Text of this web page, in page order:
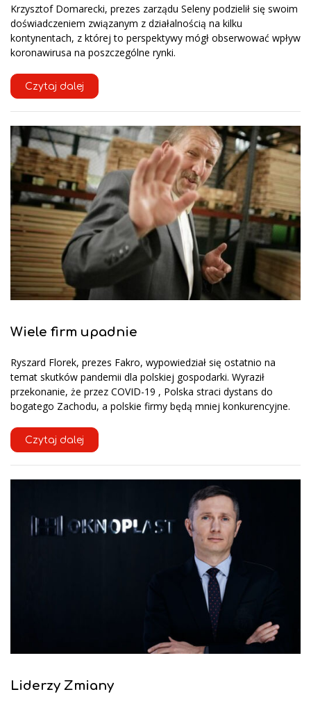
Krzysztof Domarecki, prezes zarządu Seleny podzielił się swoim
doświadczeniem związanym z działalnością na kilku
kontynentach, z której to perspektywy mógł obserwować wpływ
koronawirusa na poszczególne rynki.
Czytaj dalej
Wiele firm upadnie
Ryszard Florek, prezes Fakro, wypowiedział się ostatnio na
temat skutków pandemii dla polskiej gospodarki. Wyraził
przekonanie, że przez COVID-19 , Polska straci dystans do
bogatego Zachodu, a polskie firmy będą mniej konkurencyjne.
Czytaj dalej
Liderzy Zmiany